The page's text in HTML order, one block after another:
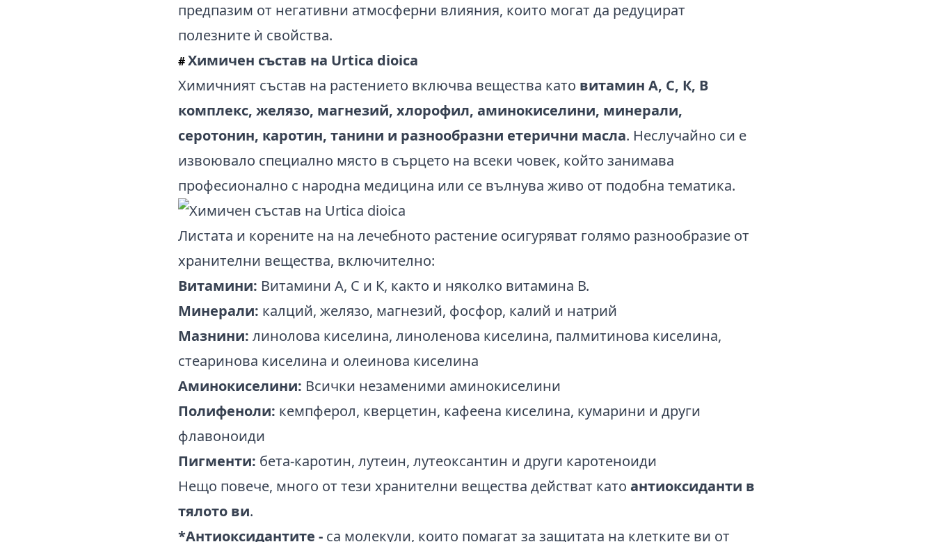
предпазим от негативни атмосферни влияния, които могат да редуцират
полезните ѝ свойства.
#Химичен състав на Urtica dioica
Химичният състав на растението включва вещества като витамин A, C, К, B
комплекс, желязо, магнезий, хлорофил, аминокиселини, минерали,
серотонин, каротин, танини и разнообразни етерични масла. Неслучайно си е
извоювало специално място в сърцето на всеки човек, който занимава
професионално с народна медицина или се вълнува живо от подобна тематика.
Листата и корените на на лечебното растение осигуряват голямо разнообразие от
хранителни вещества, включително:
Витамини: Витамини А, С и К, както и няколко витамина В.
Минерали: калций, желязо, магнезий, фосфор, калий и натрий
Мазнини: линолова киселина, линоленова киселина, палмитинова киселина,
стеаринова киселина и олеинова киселина
Аминокиселини: Всички незаменими аминокиселини
Полифеноли: кемпферол, кверцетин, кафеена киселина, кумарини и други
флавоноиди
Пигменти: бета-каротин, лутеин, лутеоксантин и други каротеноиди
Нещо повече, много от тези хранителни вещества действат като антиоксиданти в
тялото ви.
*Антиоксидантите - са молекули, които помагат за защитата на клетките ви от